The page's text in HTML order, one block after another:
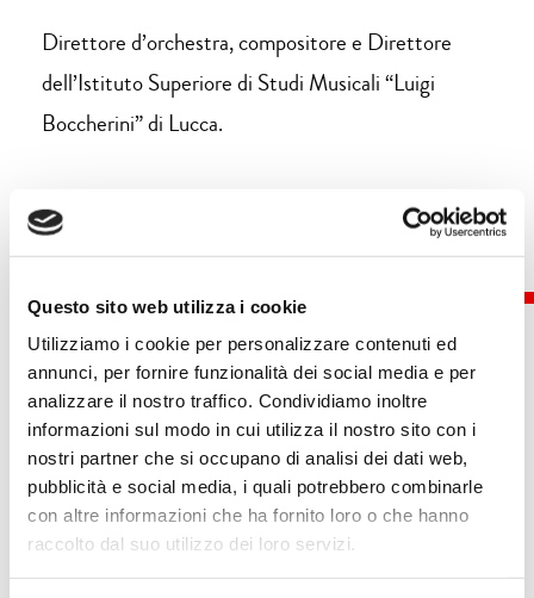
Questo sito web utilizza i cookie
Utilizziamo i cookie per personalizzare contenuti ed
annunci, per fornire funzionalità dei social media e per
analizzare il nostro traffico. Condividiamo inoltre
informazioni sul modo in cui utilizza il nostro sito con i
nostri partner che si occupano di analisi dei dati web,
pubblicità e social media, i quali potrebbero combinarle
con altre informazioni che ha fornito loro o che hanno
raccolto dal suo utilizzo dei loro servizi.
Direttore d’orchestra, compositore e Direttore
dell’Istituto Superiore di Studi Musicali “Luigi
Boccherini” di Lucca.
Eventi